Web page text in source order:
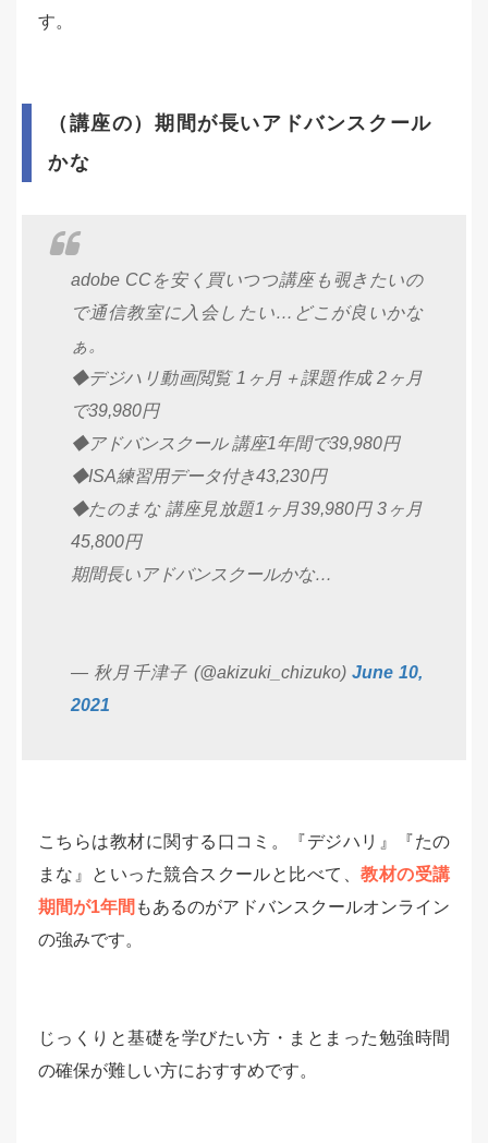
す。
（講座の）期間が長いアドバンスクール
かな
adobe CCを安く買いつつ講座も覗きたいの
で通信教室に入会したい…どこが良いかな
ぁ。
◆デジハリ動画閲覧 1ヶ月＋課題作成 2ヶ月
で39,980円
◆アドバンスクール 講座1年間で39,980円
◆ISA練習用データ付き43,230円
◆たのまな 講座見放題1ヶ月39,980円 3ヶ月
45,800円
期間長いアドバンスクールかな…
— 秋月千津子 (@akizuki_chizuko) June 10,
2021
こちらは教材に関する口コミ。『デジハリ』『たの
まな』といった競合スクールと比べて、教材の受講
期間が1年間 もあるのがアドバンスクールオンライン
の強みです。
じっくりと基礎を学びたい方・まとまった勉強時間
の確保が難しい方におすすめです。